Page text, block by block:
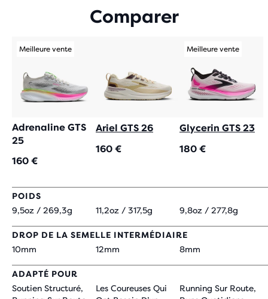
Comparer
Meilleure vente
Adrenaline GTS
25
160 €
Ariel GTS 26
160 €
Meilleure vente
Glycerin GTS 23
180 €
POIDS
9,5oz / 269,3g
11,2oz / 317,5g 9,8oz / 277,8g
DROP DE LA SEMELLE INTERMÉDIAIRE
10mm
12mm 8mm
ADAPTÉ POUR
Soutien Structuré,
Les Coureuses Qui
Running Sur Route,